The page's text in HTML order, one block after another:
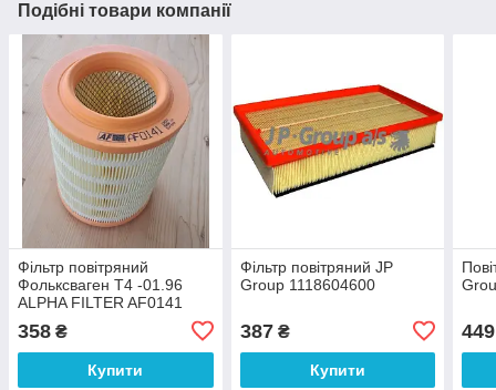
Подібні товари компанії
Фільтр повітряний
Фольксваген Т4 -01.96
ALPHA FILTER AF0141
358 ₴
Купити
Фільтр повітряний JP
Group 1118604600
387₴
Купити
449